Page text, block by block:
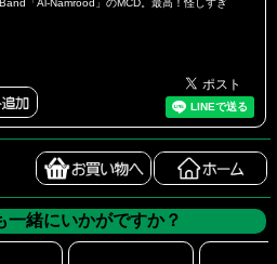
「Al-Namrood」のMCD。最高！怪しすぎ
一緒にいかがですか？